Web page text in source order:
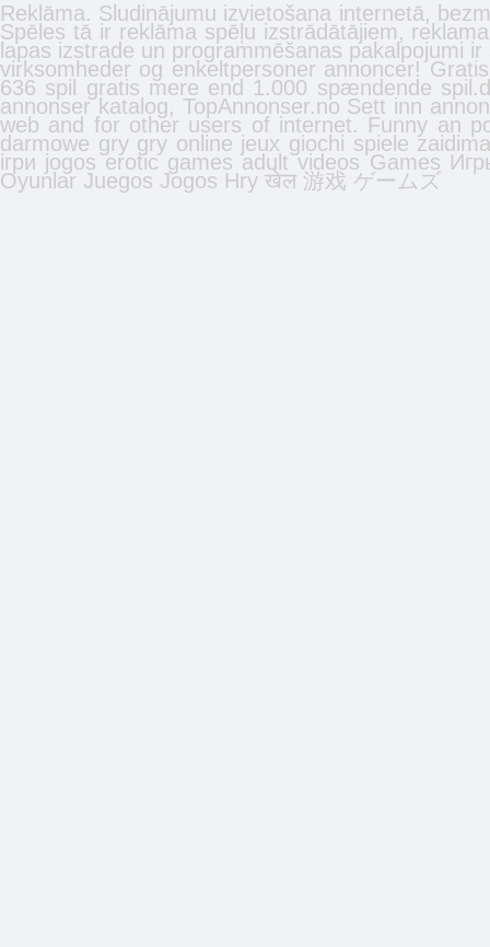
Reklāma. Sludinājumu izvietošana internetā,
Spēles tā ir reklāma spēļu izstrādātājiem,
lapas izstrade un programmēšanas pakalpojumi
virksomheder og enkeltpersoner annoncer!
636 spil gratis mere end 1.000 spændende
annonserkatalog, TopAnnonser.no Sett inn
web and for other users of internet. Funny an
darmowe grygry online jeux giochi spiele
ігри jogos erotic games adult videos Games
Oyunlar Juegos Jogos Hry खेल 游戏 ゲームズ